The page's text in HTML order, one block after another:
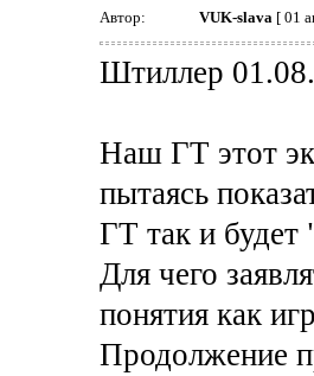
Автор: VUK-slava[ 01
Штиллер
Наш ГТ этот
пытаясь
ГТ так и будет
Для чего
понятия как
Продолжение